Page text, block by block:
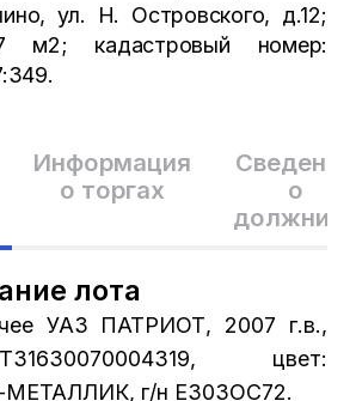
Информация
о торгах
Сведения
о
лота
УАЗ ПАТРИОТ, 2007 г.в.,
цвет:
г/н Е303ОС72.
ул. Н. Островского, д.12;
м2; кадастровый номер: